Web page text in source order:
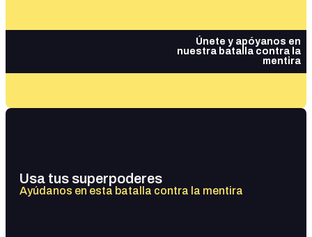
Únete y apóyanos en
nuestra batalla contra la
mentira
Usa tus superpoderes
Ayúdanos en esta batalla contra la mentira